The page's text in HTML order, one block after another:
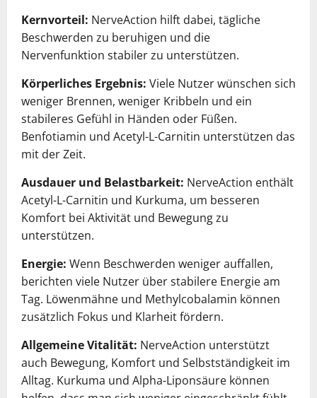
Kernvorteil: NerveAction hilft dabei, tägliche
Beschwerden zu beruhigen und die
Nervenfunktion stabiler zu unterstützen.
Körperliches Ergebnis: Viele Nutzer wünschen sich
weniger Brennen, weniger Kribbeln und ein
stabileres Gefühl in Händen oder Füßen.
Benfotiamin und Acetyl-L-Carnitin unterstützen das
mit der Zeit.
Ausdauer und Belastbarkeit: NerveAction enthält
Acetyl-L-Carnitin und Kurkuma, um besseren
Komfort bei Aktivität und Bewegung zu
unterstützen.
Energie: Wenn Beschwerden weniger auffallen,
berichten viele Nutzer über stabilere Energie am
Tag. Löwenmähne und Methylcobalamin können
zusätzlich Fokus und Klarheit fördern.
Allgemeine Vitalität: NerveAction unterstützt
auch Bewegung, Komfort und Selbstständigkeit im
Alltag. Kurkuma und Alpha-Liponsäure können